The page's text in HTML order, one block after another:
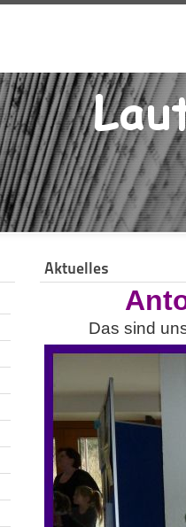
Aktuelles
Das sind